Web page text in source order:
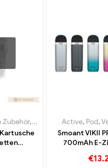
Zubehör, VerdampferActive, Pod,
Smoant VIKII
700mAh E-
€